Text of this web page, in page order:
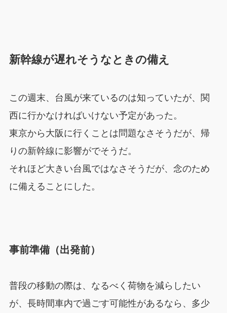
新幹線が遅れそうなときの備え
この週末、台風が来ているのは知っていたが、関
西に行かなければいけない予定があった。
東京から大阪に行くことは問題なさそうだが、帰
りの新幹線に影響がでそうだ。
それほど大きい台風ではなさそうだが、念のため
に備えることにした。
事前準備（出発前）
普段の移動の際は、なるべく荷物を減らしたい
が、長時間車内で過ごす可能性があるなら、多少